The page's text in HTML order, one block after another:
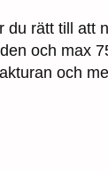
du rätt till att
och max
och